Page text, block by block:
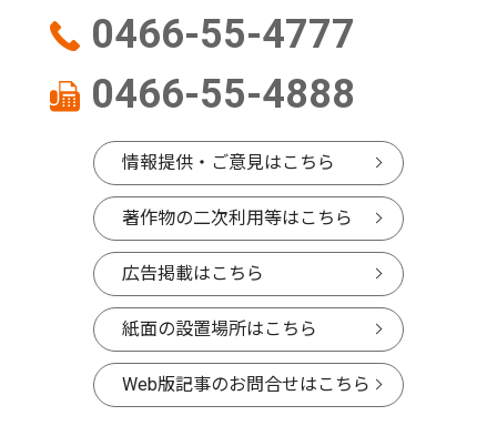
0466-55-4777
0466-55-4888
情報提供・ご意見はこちら
著作物の二次利用等はこちら
広告掲載はこちら
紙面の設置場所はこちら
Web版記事のお問合せはこちら